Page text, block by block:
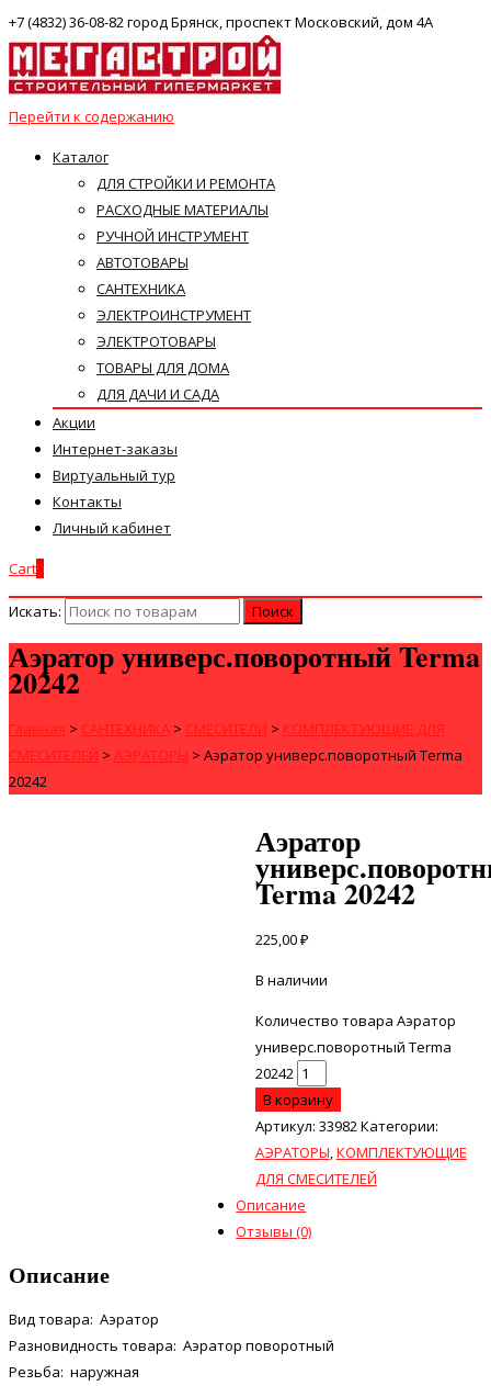
+7 (4832) 36-08-82 город Брянск, проспект Московский, дом 4А
Перейти к содержанию
Каталог
ДЛЯ СТРОЙКИ И РЕМОНТА
РАСХОДНЫЕ МАТЕРИАЛЫ
РУЧНОЙ ИНСТРУМЕНТ
АВТОТОВАРЫ
САНТЕХНИКА
ЭЛЕКТРОИНСТРУМЕНТ
ЭЛЕКТРОТОВАРЫ
ТОВАРЫ ДЛЯ ДОМА
ДЛЯ ДАЧИ И САДА
Акции
Интернет-заказы
Виртуальный тур
Контакты
Личный кабинет
Cart
Искать:
Аэратор универс.поворотный Terma
20242
Главная > САНТЕХНИКА > СМЕСИТЕЛИ > КОМПЛЕКТУЮЩИЕ ДЛЯ
СМЕСИТЕЛЕЙ > АЭРАТОРЫ > Аэратор универс.поворотный Terma
20242
Аэратор
Terma 20242
225,00₽
В наличии
Количество товара Аэратор
универс.поворотный Terma
20242
В корзину
Артикул: 33982Категории:
АЭРАТОРЫ,КОМПЛЕКТУЮЩИЕ
ДЛЯ СМЕСИТЕЛЕЙ
Описание
Отзывы (0)
Описание
Вид товара: Аэратор
Разновидность товара: Аэратор поворотный
Резьба: наружная